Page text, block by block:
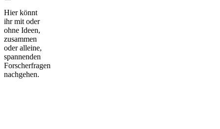
Hier könnt
ihr mit oder
ohne Ideen,
zusammen
oder alleine,
spannenden
Forscherfragen
nachgehen.